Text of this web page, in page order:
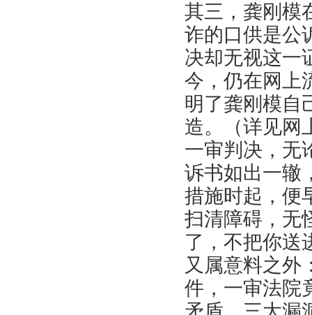
其三，龚刚模
诈的口供是公
决却无视这一
今，仍在网上
明了龚刚模自
造。（详见网
一审判决，无
诉书如出一辙
措施时起，
扫清障碍，无
了，不把你送
又属意料之外
件，一审法院